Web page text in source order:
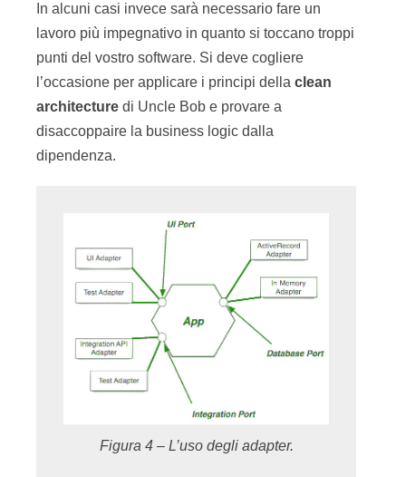
In alcuni casi invece sarà necessario fare un
lavoro più impegnativo in quanto si toccano troppi
punti del vostro software. Si deve cogliere
l’occasione per applicare i principi della clean
architecture di Uncle Bob e provare a
disaccoppaire la business logic dalla
dipendenza.
Figura 4 – L’uso degli adapter.